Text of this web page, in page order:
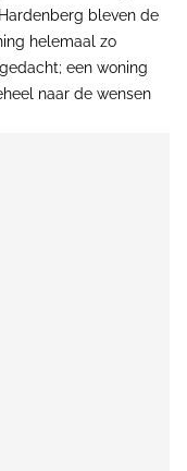
bleven de
helemaal zo
een woning
naar de wensen